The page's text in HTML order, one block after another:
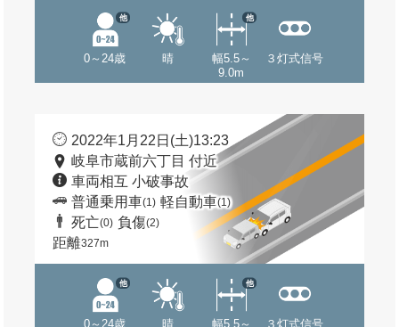
0～24歳
他
晴
幅5.5～
9.0m
他
３灯式信号
2022年1月22日(土)13:23
岐阜市蔵前六丁目 付近
車両相互 小破事故
普通乗用車(1) 軽自動車(1)
死亡(0) 負傷(2)
距離327m
0～24歳
他
晴
幅5.5～
他
３灯式信号